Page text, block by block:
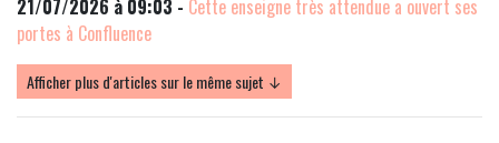
21/07/2026 à 09:03 - Cette enseigne très attendue a ouvert ses
portes à Confluence
Afficher plus d'articles sur le même sujet ↓